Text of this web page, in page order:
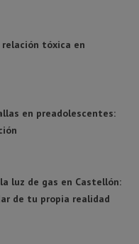
relación tóxica en
en preadolescentes:
luz de gas en Castellón:
de tu propia realidad